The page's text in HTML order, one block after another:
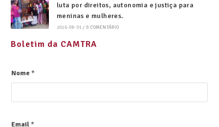
luta por direitos, autonomia e justiça para
meninas e mulheres.
2026-08-01 / 0 COMENTÁRIO
Boletim da CAMTRA
Nome*
Email*